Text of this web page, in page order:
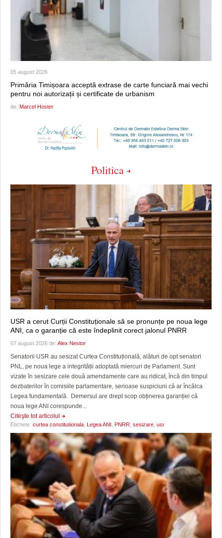
05 august 2026
Primăria Timișoara acceptă extrase de carte funciară mai vechi
pentru noi autorizații și certificate de urbanism
de: Marcel Hoster
Politica
USR a cerut Curții Constituționale să se pronunțe pe noua lege
ANI, ca o garanție că este îndeplinit corect jalonul PNRR
07 august 2026 de: Alex Nestor
Senatorii USR au sesizat Curtea Constituțională, alături de opt senatori
PNL, pe noua lege a integrității adoptată miercuri de Parlament. Sunt
vizate în sesizare cele două amendamente care au ridicat, încă din timpul
dezbaterilor în comisiile parlamentare, serioase suspiciuni că ar încălca
Legea fundamentală. Demersul are drept scop obținerea garanției că
noua lege ANI corespunde...
Citeşte tot articolul
Etichete: curtea constitutionala Legea ANI PNRR sesizare usr